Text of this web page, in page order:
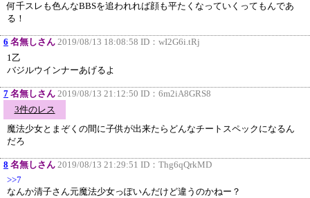
何千スレも色んなBBSを追われれば顔も平たくなっていくってもんであ
る！
6 名無しさん 2019/08/13 18:08:58 ID： wI2G6i.tRj
1乙
バジルウインナーあげるよ
7 名無しさん 2019/08/13 21:12:50 ID： 6m2iA8GRS8
3件のレス
魔法少女とまぞくの間に子供が出来たらどんなチートスペックになるん
だろ
8 名無しさん 2019/08/13 21:29:51 ID： Thg6qQrkMD
>>7
なんか清子さん元魔法少女っぽいんだけど違うのかねー？